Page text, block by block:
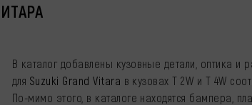
В каталог добавлены кузовные детали, оптика и
для Suzuki Grand Vitara в кузовах T 2W и T 4W
По-мимо этого, в каталоге находятся бампера,